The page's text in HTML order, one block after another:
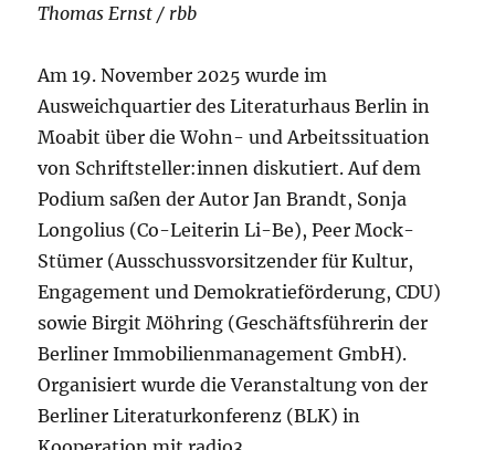
Thomas Ernst / rbb
Am 19. November 2025 wurde im
Ausweichquartier des Literaturhaus Berlin in
Moabit über die Wohn- und Arbeitssituation
von Schriftsteller:innen diskutiert. Auf dem
Podium saßen der Autor Jan Brandt, Sonja
Longolius (Co-Leiterin Li-Be), Peer Mock-
Stümer (Ausschussvorsitzender für Kultur,
Engagement und Demokratieförderung, CDU)
sowie Birgit Möhring (Geschäftsführerin der
Berliner Immobilienmanagement GmbH).
Organisiert wurde die Veranstaltung von der
Berliner Literaturkonferenz (BLK) in